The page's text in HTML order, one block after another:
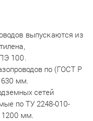
выпускаются из
100.
по (ГОСТ Р
630 мм.
сетей
по ТУ 2248-010-
1200 мм.